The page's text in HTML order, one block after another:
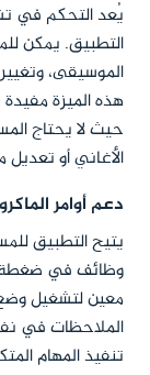
يُعد التحكم في
التطبيق. يمكن
الموسيقى،
هذه الميزة
حيث لا يحتاج
الأغاني أو
دعم أوامر
يتيح التطبيق
وظائف في ضغطة
معين لتشغيل
الملاحظات في
تنفيذ المهام